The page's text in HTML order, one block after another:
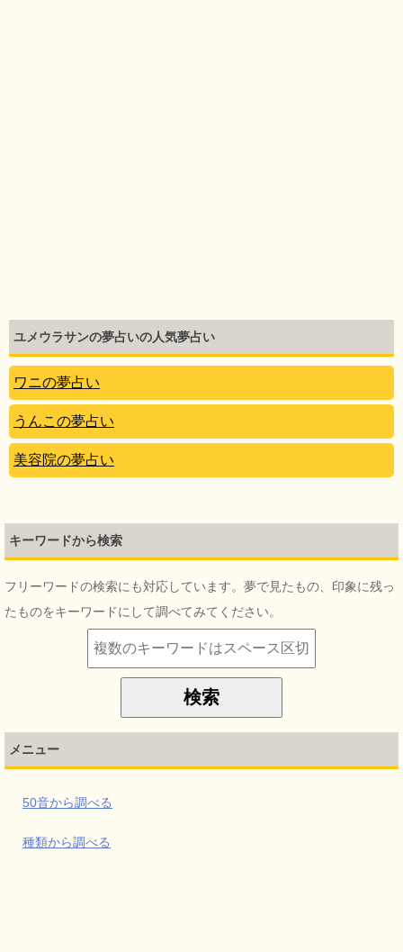
ユメウラサンの夢占いの人気夢占い
ワニの夢占い
うんこの夢占い
美容院の夢占い
キーワードから検索
フリーワードの検索にも対応しています。夢で見たもの、印象に残っ
たものをキーワードにして調べてみてください。
メニュー
50音から調べる
種類から調べる